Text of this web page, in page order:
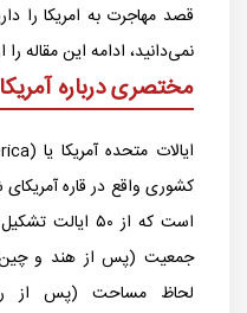
قصد مهاجرت به امریکا را
نمی‌دانید، ادامه این مقاله
مختصری درباره آمریکا
کشوری واقع در قاره
است که از ۵۰
جمعیت (پس از هند و
لحاظ مساحت (پس از